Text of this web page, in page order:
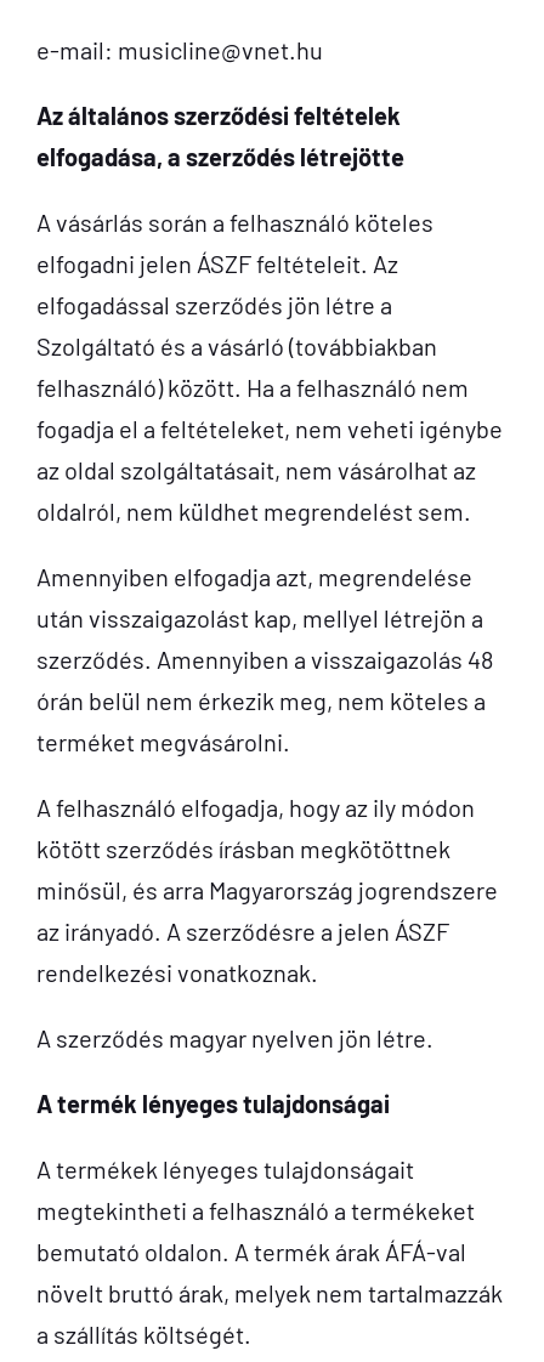
e-mail: musicline@vnet.hu
Az általános szerződési feltételek
elfogadása, a szerződés létrejötte
A vásárlás során a felhasználó köteles
elfogadni jelen ÁSZF feltételeit. Az
elfogadással szerződés jön létre a
Szolgáltató és a vásárló (továbbiakban
felhasználó) között. Ha a felhasználó nem
fogadja el a feltételeket, nem veheti igénybe
az oldal szolgáltatásait, nem vásárolhat az
oldalról, nem küldhet megrendelést sem.
Amennyiben elfogadja azt, megrendelése
után visszaigazolást kap, mellyel létrejön a
szerződés. Amennyiben a visszaigazolás 48
órán belül nem érkezik meg, nem köteles a
terméket megvásárolni.
A felhasználó elfogadja, hogy az ily módon
kötött szerződés írásban megkötöttnek
minősül, és arra Magyarország jogrendszere
az irányadó. A szerződésre a jelen ÁSZF
rendelkezési vonatkoznak.
A szerződés magyar nyelven jön létre.
A termék lényeges tulajdonságai
A termékek lényeges tulajdonságait
megtekintheti a felhasználó a termékeket
bemutató oldalon. A termék árak ÁFÁ-val
növelt bruttó árak, melyek nem tartalmazzák
a szállítás költségét.